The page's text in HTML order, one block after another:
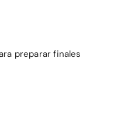
preparar finales